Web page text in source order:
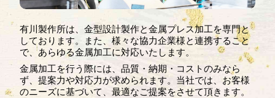
有川製作所は、金型設計製作と金属プレス加工を専門と
しております。また、様々な協力企業様と連携すること
で、あらゆる金属加工に対応いたします。
金属加工を行う際には、品質・納期・コストのみなら
ず、提案力や対応力が求められます。当社では、お客様
のニーズに基づいて、最適なご提案をさせて頂きます。